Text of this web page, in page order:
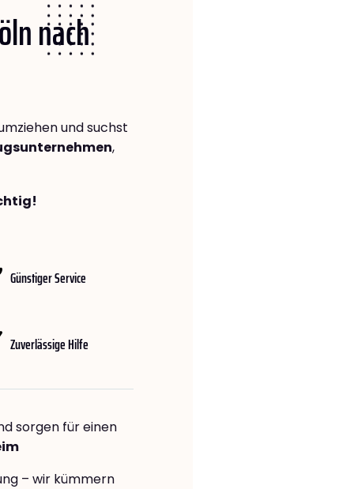
nach
und suchst
,
Günstiger Service
Zuverlässige Hilfe
sorgen für einen
– wir kümmern